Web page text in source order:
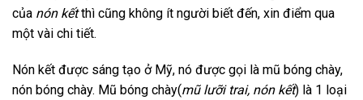
của nón kếtthì cũng không ít người biết đến, xin điểm qua
một vài chi tiết.
Nón kết được sáng tạo ở Mỹ, nó được gọi là mũ bóng chày,
nón bóng chày. Mũ bóng chày(mũ lưỡi trai, nón kết) là 1 loại